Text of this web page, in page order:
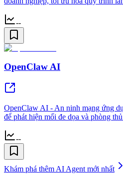
--
OpenClaw AI
OpenClaw AI - An ninh mạng ứng
để phát hiện mối đe dọa và phòng
--
Khám phá thêm AI Agent mới nhất